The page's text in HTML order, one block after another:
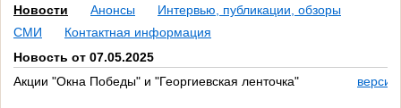
Новости Анонсы
Интервью, публикации, обзоры
СМИ
Контактная информация
Новость от 07.05.2025
Акции "Окна Победы" и "Георгиевская ленточка"